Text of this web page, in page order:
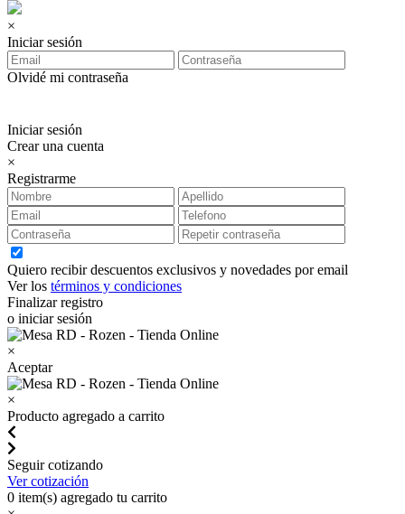
×
Iniciar sesión
Olvidé mi contraseña
Iniciar sesión
Crear una cuenta
×
Registrarme
Quiero recibir descuentos exclusivos y novedades por email
Ver los términos y condiciones
Finalizar registro
o iniciar sesión
×
Aceptar
×
Producto agregado a carrito
Seguir cotizando
Ver cotización
0 item(s) agregado tu carrito